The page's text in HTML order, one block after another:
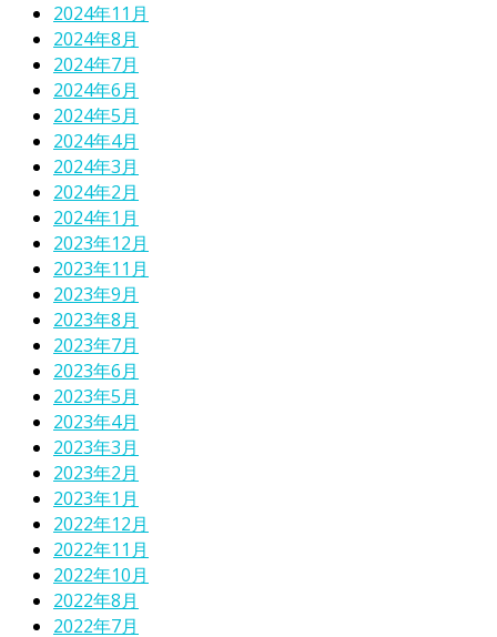
2024年11月
2024年8月
2024年7月
2024年6月
2024年5月
2024年4月
2024年3月
2024年2月
2024年1月
2023年12月
2023年11月
2023年9月
2023年8月
2023年7月
2023年6月
2023年5月
2023年4月
2023年3月
2023年2月
2023年1月
2022年12月
2022年11月
2022年10月
2022年8月
2022年7月